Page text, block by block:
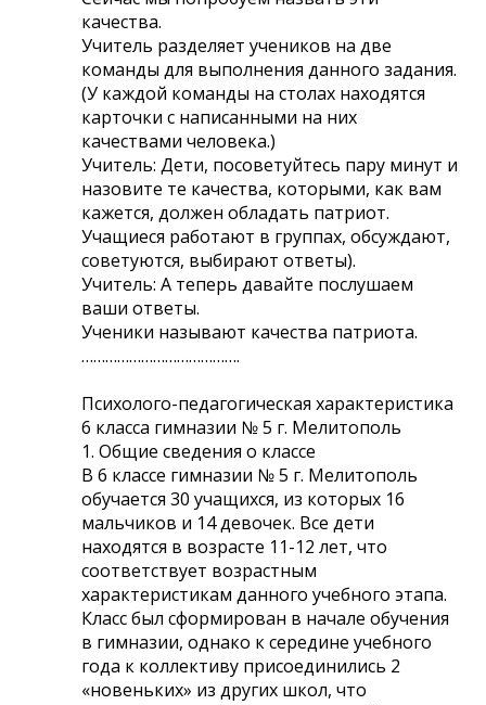
качества.
Учитель разделяет учеников на две
команды для выполнения данного задания.
(У каждой команды на столах находятся
карточки с написанными на них
качествами человека.)
Учитель: Дети, посоветуйтесь пару минут и
назовите те качества, которыми, как вам
кажется, должен обладать патриот.
Учащиеся работают в группах, обсуждают,
советуются, выбирают ответы).
Учитель: А теперь давайте послушаем
ваши ответы.
Ученики называют качества патриота.
………………………………….
Психолого-педагогическая характеристика
6 класса гимназии № 5 г. Мелитополь
1. Общие сведения о классе
В 6 классе гимназии № 5 г. Мелитополь
обучается 30 учащихся, из которых 16
мальчиков и 14 девочек. Все дети
находятся в возрасте 11-12 лет, что
соответствует возрастным
характеристикам данного учебного этапа.
Класс был сформирован в начале обучения
в гимназии, однако к середине учебного
года к коллективу присоединились 2
«новеньких» из других школ, что